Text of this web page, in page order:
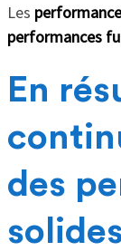
Les
performances
En
des